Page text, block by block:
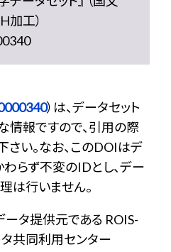
工）
）は、データセット
情報ですので、引用の際
い。なお、このDOIはデ
らず不変のIDとし、デー
は行いません。
ータ提供元である ROIS-
共同利用センター